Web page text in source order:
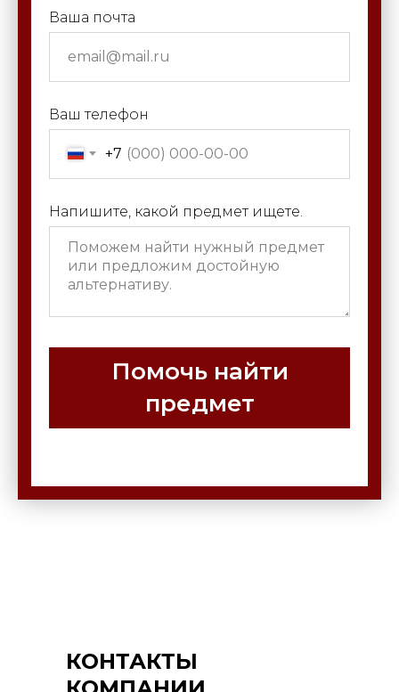
Ваша почта
Ваш телефон
+7
Напишите, какой предмет ищете.
Помочь найти
предмет
КОНТАКТЫ